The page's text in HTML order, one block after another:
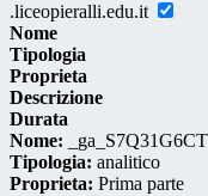
.liceopieralli.edu.it
Nome
Tipologia
Proprieta
Descrizione
Durata
Nome:
Tipologia: analitico
Proprieta: Prima parte